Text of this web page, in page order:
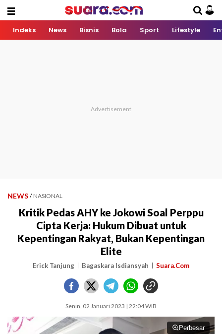
Indeks News Bisnis Bola Sport Lifestyle
NEWS / NASIONAL
Kritik Pedas AHY ke Jokowi Soal Perppu
Cipta Kerja: Hukum Dibuat untuk
Kepentingan Rakyat, Bukan Kepentingan
Elite
Erick Tanjung Bagaskara Isdiansyah Suara.Com
Senin, 02 Januari 2023 | 22:04 WIB
Perbesar